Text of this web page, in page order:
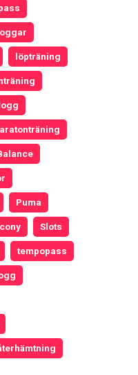
löpträning
Puma
Slots
tempopass